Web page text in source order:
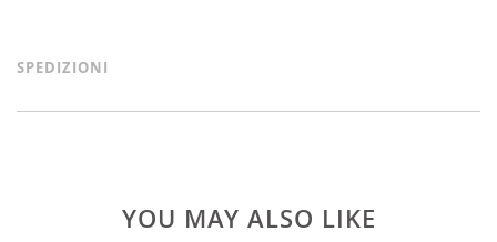
SPEDIZIONI
YOU MAY ALSO LIKE